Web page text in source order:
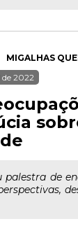
MIGALHAS
2022
palestra de